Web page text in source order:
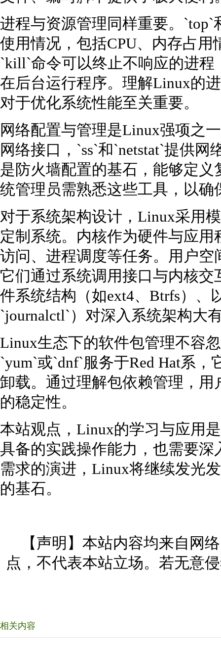
进程与资源管理同样重要。
使用情况，包括CPU、内存占
`kill`命令可以终止不响应的进程
在后台运行程序。理解Linux的
对于优化系统性能至关重要。
网络配置与管理是Linux强项之
网络接口，`ss`和`netstat`提供
是防火墙配置的基石，能够定
统管理员需熟悉这些工具，以确
对于系统架构设计，Linux采用
定制系统。内核作为硬件与应
访问、进程调度等任务。用户
它们通过系统调用接口与内核
件系统结构（如ext4、Btrfs）、
`journalctl`）对深入系统架构大
Linux生态下的软件包管理不容
`yum`或`dnf`服务于Red Hat系
卸载。通过理解包依赖管理，
的稳定性。
本站观点，Linux的学习与应用
具备的实践操作能力，也需要
需求的演进，Linux将继续发光
的基石。
【声明】本站内容均来自网
点，不代表本站立场。若无意
相关内容